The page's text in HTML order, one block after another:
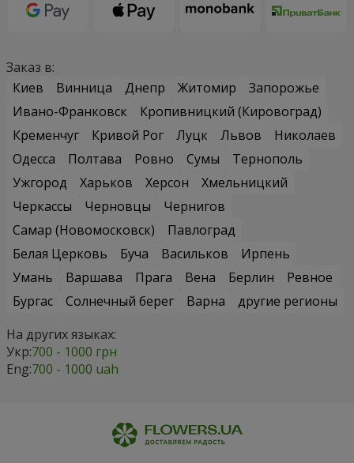
Заказ в:
Киев
Винница Днепр Житомир
Запорожье
Ивано-Франковск
Кропивницкий (Кировоград)
Кременчуг
Кривой Рог Луцк Львов
Николаев
Одесса
Полтава Ровно Сумы
Тернополь
Ужгород
Харьков Херсон
Хмельницкий
Черкассы
Черновцы
Чернигов
Самар (Новомосковск)
Павлоград
Белая Церковь
Буча Васильков
Ирпень
Умань
Варшава Прага Вена Берлин
Ревное
Бургас
Солнечный берег Варна
другие регионы
На других языках:
Укр:700 - 1000 грн
Eng:700 - 1000 uah